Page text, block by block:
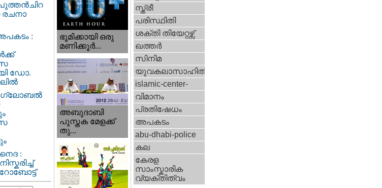
രചനാ
:
ഡോ.
:
ഭൂമിക്കായി ഒരു
മണിക്കൂര്‍...
അബുദാബി
പുസ്തക മേളക്ക്
തു...
സ്ത്രീ
പരിസ്ഥിതി
ശക്തി തിയേറ്റഴ്സ്
ഖത്തര്‍
സിനിമ
യുവകലാസാഹിതി
islamic-center-
വിമാനം
പ്രതിഷേധം
അപകടം
abu-dhabi-police
കല
കേരള
സാംസ്കാരിക
വ്യക്തിത്വം